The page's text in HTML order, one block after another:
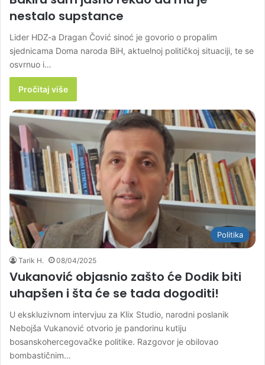
nestalo supstance
Lider HDZ-a Dragan Čović sinoć je govorio o propalim
sjednicama Doma naroda BiH, aktuelnoj političkoj situaciji, te se
osvrnuo i…
Pročitaj više
Politika
Tarik H. 08/04/2025
Vukanović objasnio zašto će Dodik biti
uhapšen i šta će se tada dogoditi!
U ekskluzivnom intervjuu za Klix Studio, narodni poslanik
Nebojša Vukanović otvorio je pandorinu kutiju
bosanskohercegovačke politike. Razgovor je obilovao
bombastičnim…